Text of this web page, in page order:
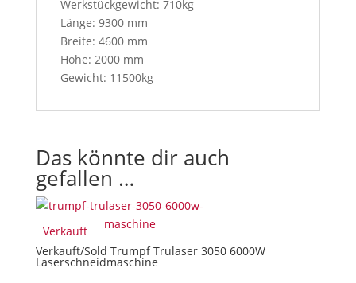
t
t
o
n
,
w
i
l
a
c
c
Werkstückgewicht: 710kg
Länge: 9300 mm
Breite: 4600 mm
Höhe: 2000 mm
Gewicht: 11500kg
Das könnte dir auch
gefallen …
Verkauft
Verkauft/Sold Trumpf Trulaser 3050 6000W
Laserschneidmaschine